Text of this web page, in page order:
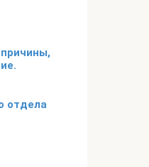
отдела